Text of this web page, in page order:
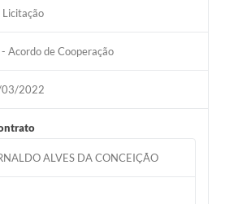
Licitação
Acordo de Cooperação
2022
ALVES DA CONCEIÇÃO